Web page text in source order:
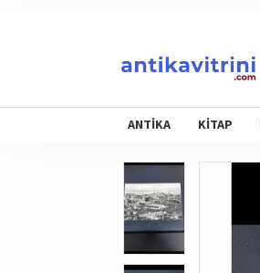
ANTİKA KİTAP